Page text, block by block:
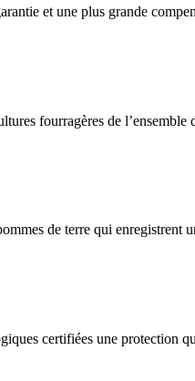
et une plus grande
fourragères de l’ensemble
de terre qui enregistrent
certifiées une protection